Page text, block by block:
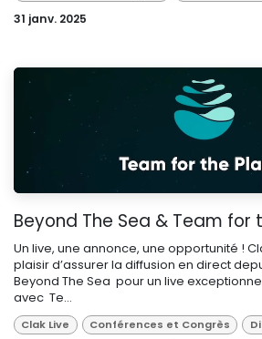
31 janv. 2025
Beyond The Sea & Team for
Un live, une annonce, une opportunité !
plaisir d’assurer la diffusion en direct
Beyond The Sea pour un live
avec Te...
Clak Live Conférences et Congrès